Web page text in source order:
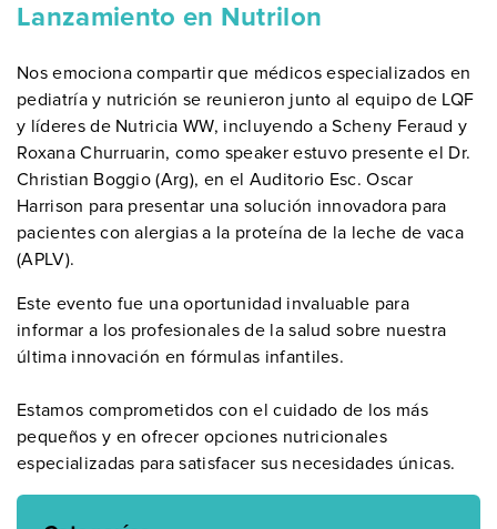
Lanzamiento en Nutrilon
Nos emociona compartir que médicos especializados en
pediatría y nutrición se reunieron junto al equipo de LQF
y líderes de Nutricia WW, incluyendo a Scheny Feraud y
Roxana Churruarin, como speaker estuvo presente el Dr.
Christian Boggio (Arg), en el Auditorio Esc. Oscar
Harrison para presentar una solución innovadora para
pacientes con alergias a la proteína de la leche de vaca
(APLV).
Este evento fue una oportunidad invaluable para
informar a los profesionales de la salud sobre nuestra
última innovación en fórmulas infantiles.
Estamos comprometidos con el cuidado de los más
pequeños y en ofrecer opciones nutricionales
especializadas para satisfacer sus necesidades únicas.